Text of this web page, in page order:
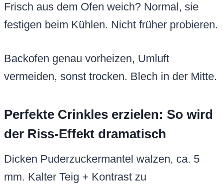
Frisch aus dem Ofen weich? Normal, sie
festigen beim Kühlen. Nicht früher probieren.
Backofen genau vorheizen, Umluft
vermeiden, sonst trocken. Blech in der Mitte.
Perfekte Crinkles erzielen: So wird
der Riss-Effekt dramatisch
Dicken Puderzuckermantel walzen, ca. 5
mm. Kalter Teig + Kontrast zu